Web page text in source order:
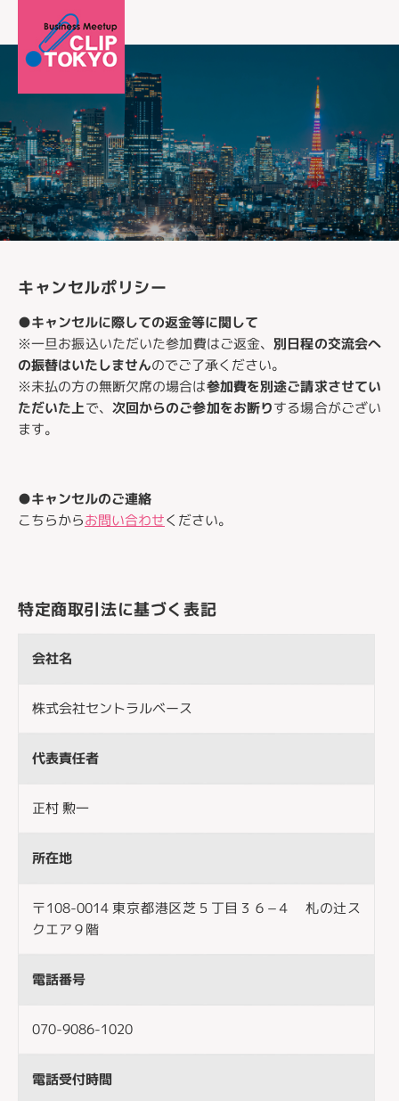
キャンセルポリシー
●キャンセルに際しての返金等に関して
※一旦お振込いただいた参加費はご返金、別日程の交流会へ
の振替はいたしませんのでご了承ください。
※未払の方の無断欠席の場合は参加費を別途ご請求させてい
ただいた上で、 次回からのご参加をお断りする場合がござい
ます。
●キャンセルのご連絡
こちらからお問い合わせください。
特定商取引法に基づく表記
会社名
株式会社セントラルベース
代表責任者
正村 勲一
所在地
〒108-0014 東京都港区芝５丁目３６−４ 札の辻ス
クエア９階
電話番号
‭070-9086-1020‬
電話受付時間